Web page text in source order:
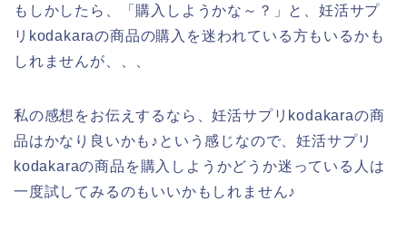
もしかしたら、「購入しようかな～？」と、妊活サプ
リkodakaraの商品の購入を迷われている方もいるかも
しれませんが、、、
私の感想をお伝えするなら、妊活サプリkodakaraの商
品はかなり良いかも♪という感じなので、妊活サプリ
kodakaraの商品を購入しようかどうか迷っている人は
一度試してみるのもいいかもしれません♪